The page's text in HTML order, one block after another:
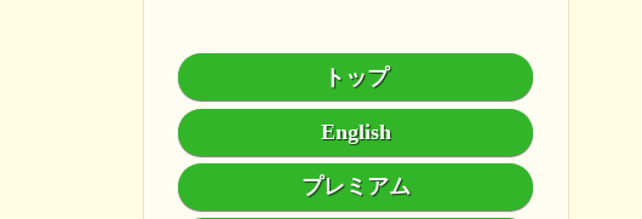
トップ
English
プレミアム